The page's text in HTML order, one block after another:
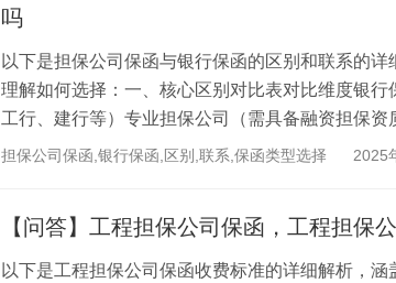
吗
以下是担保公司保函与银行保函的区别和联系的
理解如何选择：一、核心区别对比表对比维度银
工行、建行等）专业担保公司（需具备融资担保
押物充足）低（接受信用较弱或中小企业，灵...
担保公司保函,银行保函,区别,联系,保函类型选择 2025
【问答】工程担保公司保函，工程担保
以下是工程担保公司保函收费标准的详细解析，